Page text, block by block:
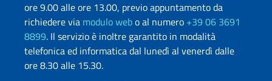
ore 9.00 alle ore 13.00, previo appuntamento da
richiedere via modulo webo al numero +39 06 3691
8899. Il servizio è inoltre garantito in modalità
telefonica ed informatica dal lunedì al venerdì dalle
ore 8.30 alle 15.30.